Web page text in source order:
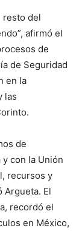
resto del
afirmó el
de
de Seguridad
en la
las
de
con la Unión
recursos y
Argueta. El
recordó el
en México,